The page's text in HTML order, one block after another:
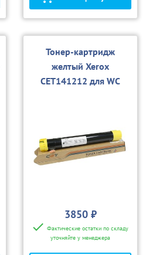
Тонер-картридж
желтый Xerox
CET141212 для WC
3850 ₽
Фактические остатки по складу
уточняйте у менеджера